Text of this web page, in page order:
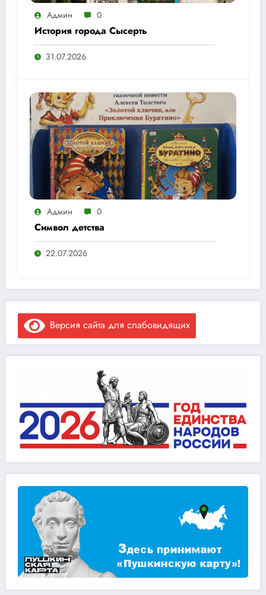
Админ 0
История города Сысерть
31.07.2026
Админ 0
Символ детства
22.07.2026
Версия сайта для слабовидящих